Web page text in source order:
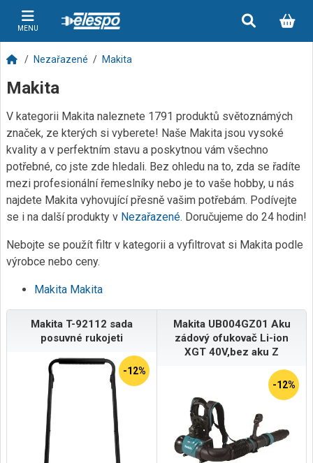
MENU
Nezařazené Makita
Makita
V kategorii Makita naleznete 1791 produktů světoznámých
značek, ze kterých si vyberete! Naše Makita jsou vysoké
kvality a v perfektním stavu a poskytnou vám všechno
potřebné, co jste zde hledali. Bez ohledu na to, zda se řadíte
mezi profesionální řemeslníky nebo je to vaše hobby, u nás
najdete Makita vyhovující přesně vašim potřebám. Podívejte
se i na další produkty v Nezařazené. Doručujeme do 24 hodin!
Nebojte se použít filtr v kategorii a vyfiltrovat si Makita podle
výrobce nebo ceny.
Makita Makita
Makita T-92112 sada
posuvné rukojeti
-12%
Makita UB004GZ01 Aku
zádový ofukovač Li-ion
XGT 40V,bez aku Z
-12%